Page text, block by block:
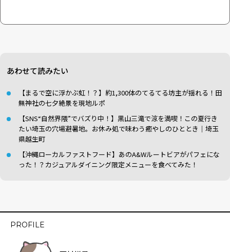
あわせて読みたい
【まるで空に浮かぶ虹！？】約1,300体のてるてる坊主が揺れる！田
無神社の七夕絶景を現地ルポ
【SNS“自然界隈”でバズり中！】黒山三滝で涼を満喫！この夏行き
たい埼玉の穴場避暑地。お休み処で味わう癒やしのひととき｜埼玉
県越生町
【沖縄ローカルファストフード】あのA&Wルートビアがパフェにな
った！？カジュアルダイニング限定メニューを食べてみた！
PROFILE